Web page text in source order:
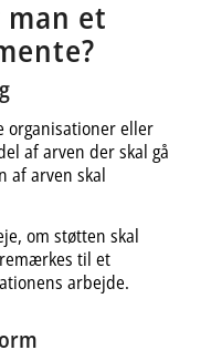
et
organisationer eller
af arven der skal gå
af arven skal
om støtten skal
til et
arbejde.